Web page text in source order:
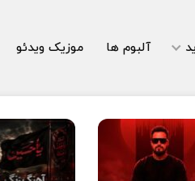
آلبوم ها موزیک ویدئو